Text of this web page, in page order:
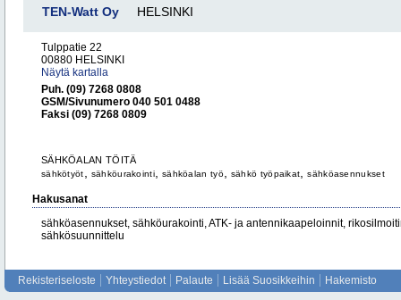
TEN-Watt Oy HELSINKI
Tulppatie 22
00880 HELSINKI
Näytä kartalla
Puh. (09) 7268 0808
GSM/Sivunumero 040 501 0488
Faksi (09) 7268 0809
SÄHKÖALAN TÖITÄ
sähkötyöt sähköurakointi, sähköalan työ, sähkö työpaikat ,sähköasennukset
Hakusanat
sähköasennukset, sähköurakointi, ATK- ja antennikaapeloinnit,
sähkösuunnittelu
Rekisteriseloste Yhteystiedot Palaute Lisää Suosikkeihin Hakemisto